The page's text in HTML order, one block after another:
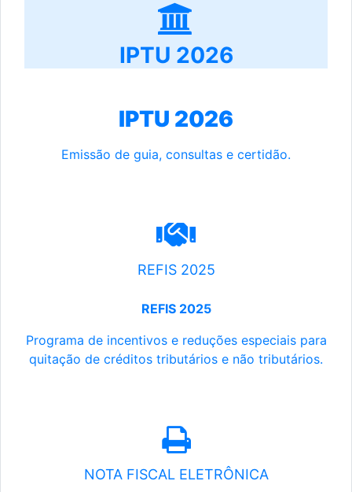
IPTU 2026
IPTU 2026
Emissão de guia, consultas e certidão.
REFIS 2025
REFIS 2025
Programa de incentivos e reduções especiais para
quitação de créditos tributários e não tributários.
NOTA FISCAL ELETRÔNICA